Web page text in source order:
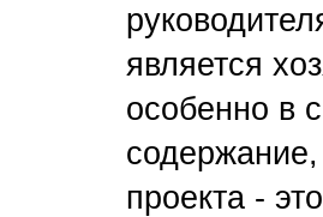
является
особенно в
содержание,
проекта -